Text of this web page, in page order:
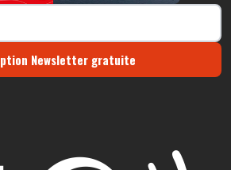
Newsletter gratuite